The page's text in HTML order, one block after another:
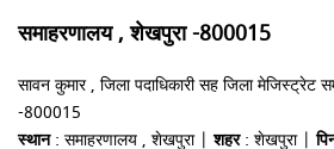
समाहरणालय , शेखपुरा -800015
सावन कुमार , जिला पदाधिकारी सह जिला मेजिस्ट्रेट
-800015
स्थान: समाहरणालय , शेखपुरा |शहर: शेखपुरा |